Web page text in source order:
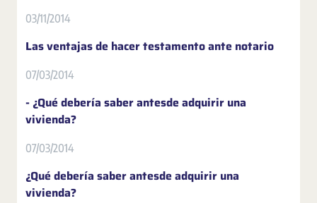
03/11/2014
Las ventajas de hacer testamento ante notario
07/03/2014
- ¿Qué debería saber antesde adquirir una
vivienda?
07/03/2014
¿Qué debería saber antesde adquirir una
vivienda?